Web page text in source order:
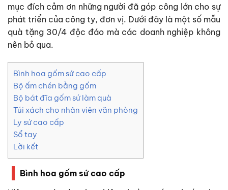
mục đích cảm ơn những người đã góp công lớn cho sự
phát triển của công ty, đơn vị. Dưới đây là một số mẫu
quà tặng 30/4 độc đáo mà các doanh nghiệp không
nên bỏ qua.
Bình hoa gốm sứ cao cấp
Bộ ấm chén bằng gốm
Bộ bát đĩa gốm sứ làm quà
Túi xách cho nhân viên văn phòng
Ly sứ cao cấp
Sổ tay
Lời kết
Bình hoa gốm sứ cao cấp